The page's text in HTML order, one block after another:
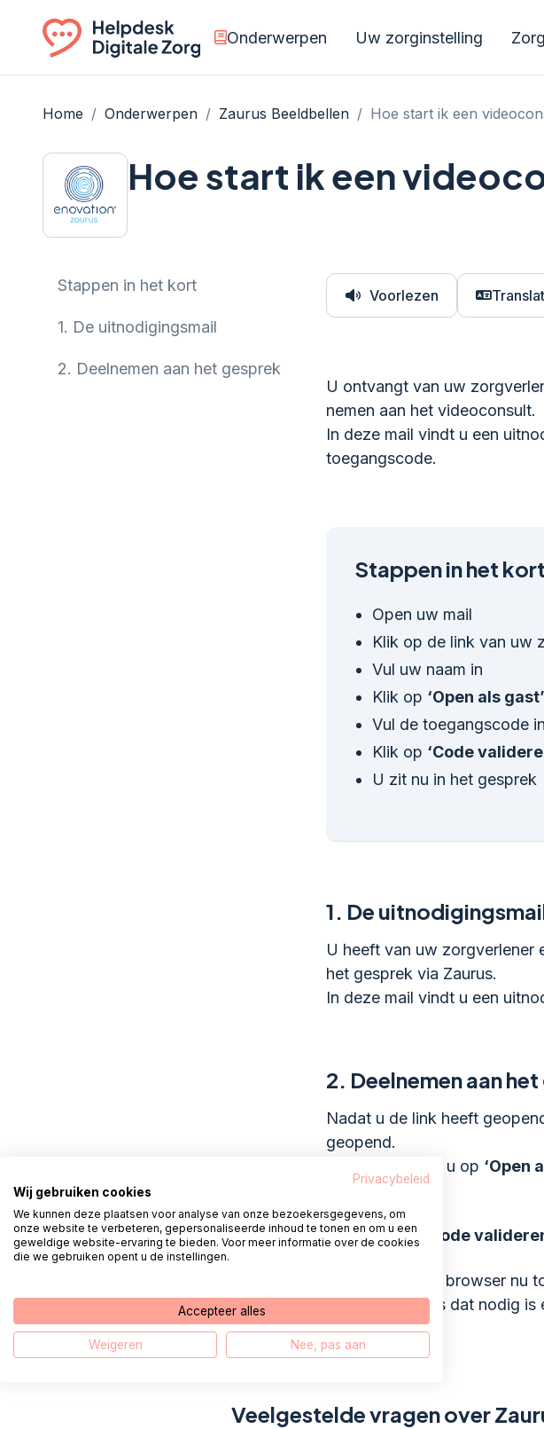
Onderwerpen Uw zorginstelling
Home / Onderwerpen / Zaurus Beeldbellen / Hoe start ik een
Hoe start ik een
Stappen in het kort
1. De uitnodigingsmail
2. Deelnemen aan het gesprek
Voorlezen
U ontvangt van uw
nemen aan het videoconsult.
In deze mail vindt u een
toegangscode.
Stappen in het kort
Open uw mail
Klik op de link van uw
Vul uw naam in
Klik op ‘Open als gast’
Vul de toegangscode in
Klik op ‘Code
U zit nu in het gesprek
1. De
U heeft van uw zorgverlener
het gesprek via Zaurus.
In deze mail vindt u een
2. Deelnemen aan
Nadat u de link heeft
geopend.
Vervolgens klikt u op ‘Open
Nu klikt u op ‘Code
Mogelijk zal uw browser nu
Verleen deze als dat nodig
Veelgestelde vragen over
Privacybeleid
Wij gebruiken cookies
We kunnen deze plaatsen voor analyse van onze bezoekersgegevens, om
onze website te verbeteren, gepersonaliseerde inhoud te tonen en om u een
geweldige website-ervaring te bieden. Voor meer informatie over de cookies
die we gebruiken opent u de instellingen.
Accepteer alles
Weigeren Nee, pas aan